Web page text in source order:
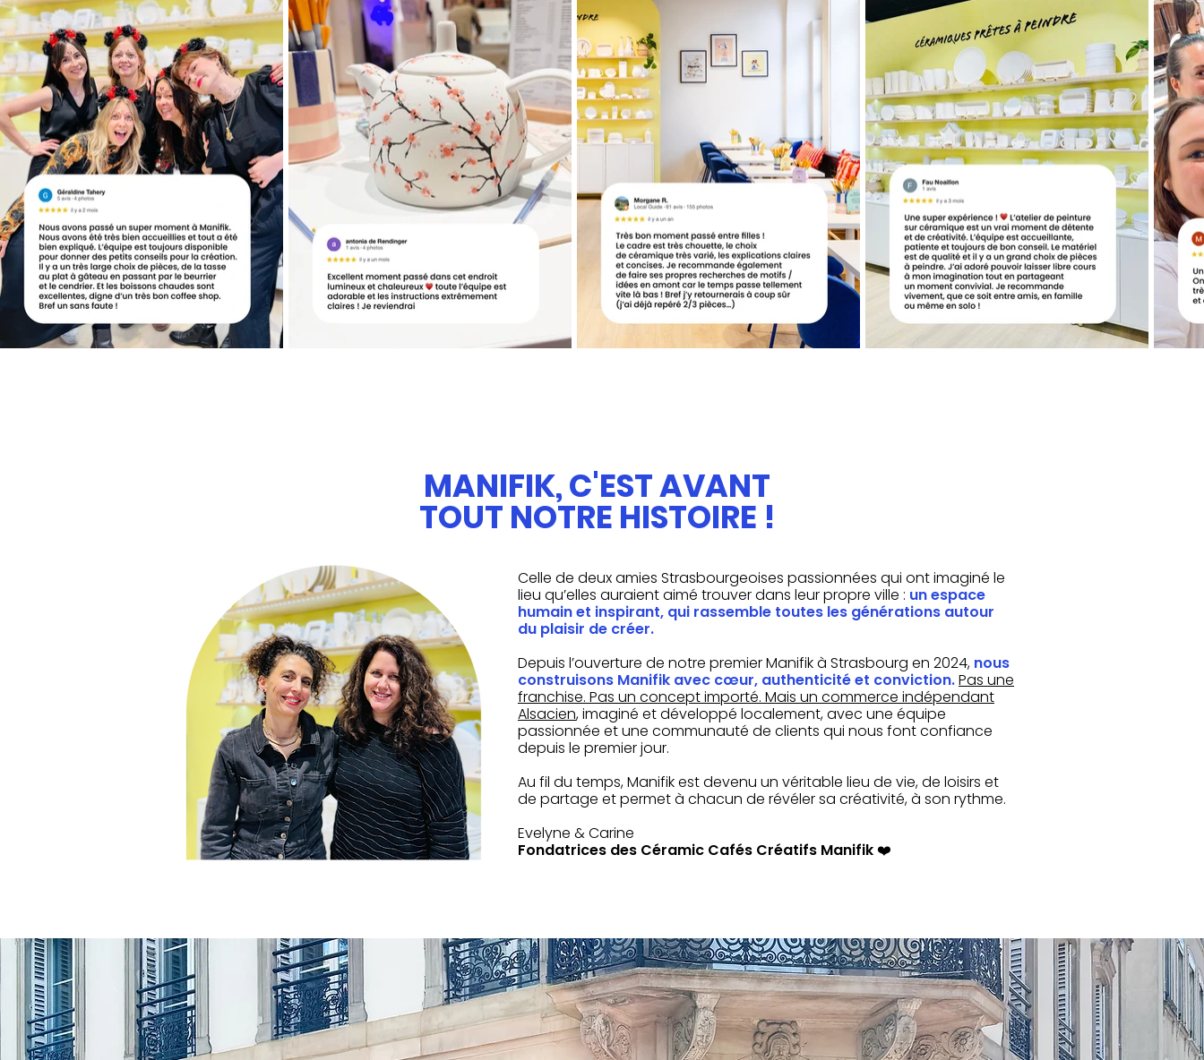
MANIFIK, C'EST AVANT
TOUT NOTRE HISTOIRE !
Celle de deux amies Strasbourgeoises passionnées qui ont imaginé le
lieu qu’elles auraient aimé trouver dans leur propre ville : un espace
humain et inspirant, qui rassemble toutes les générations autour
du plaisir de créer.
Depuis l’ouverture de notre premier Manifik à Strasbourg en 2024, nous
construisons Manifik avec cœur, authenticité et conviction.Pas une
franchise. Pas un concept importé. Mais un commerce indépendant
Alsacien, imaginé et développé localement, avec une équipe
passionnée et une communauté de clients qui nous font confiance
depuis le premier jour.
Au fil du temps, Manifik est devenu un véritable lieu de vie, de loisirs et
de partage et permet à chacun de révéler sa créativité, à son rythme.
Evelyne & Carine
Fondatrices des Céramic Cafés Créatifs Manifik ❤️